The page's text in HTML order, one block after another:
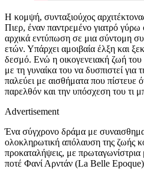
Η κομψή, συνταξιούχος
Πιερ, έναν παντρεμένο γιατρό γύρω
αρχικά εντύπωση σε μια σύντομη
ετών. Υπάρχει αμοιβαία έλξη και
δεσμό. Ενώ η οικογενειακή ζωή του
με τη γυναίκα του να δυσπιστεί για
παλεύει με αισθήματα που πίστευε
παρελθόν και την υπόσχεση του τι
Advertisement
Ένα σύγχρονο δράμα με
ολοκληρωτική απόλαυση της ζωής
προκαταλήψεις, με
ποτέ Φανί Αρντάν (La Belle